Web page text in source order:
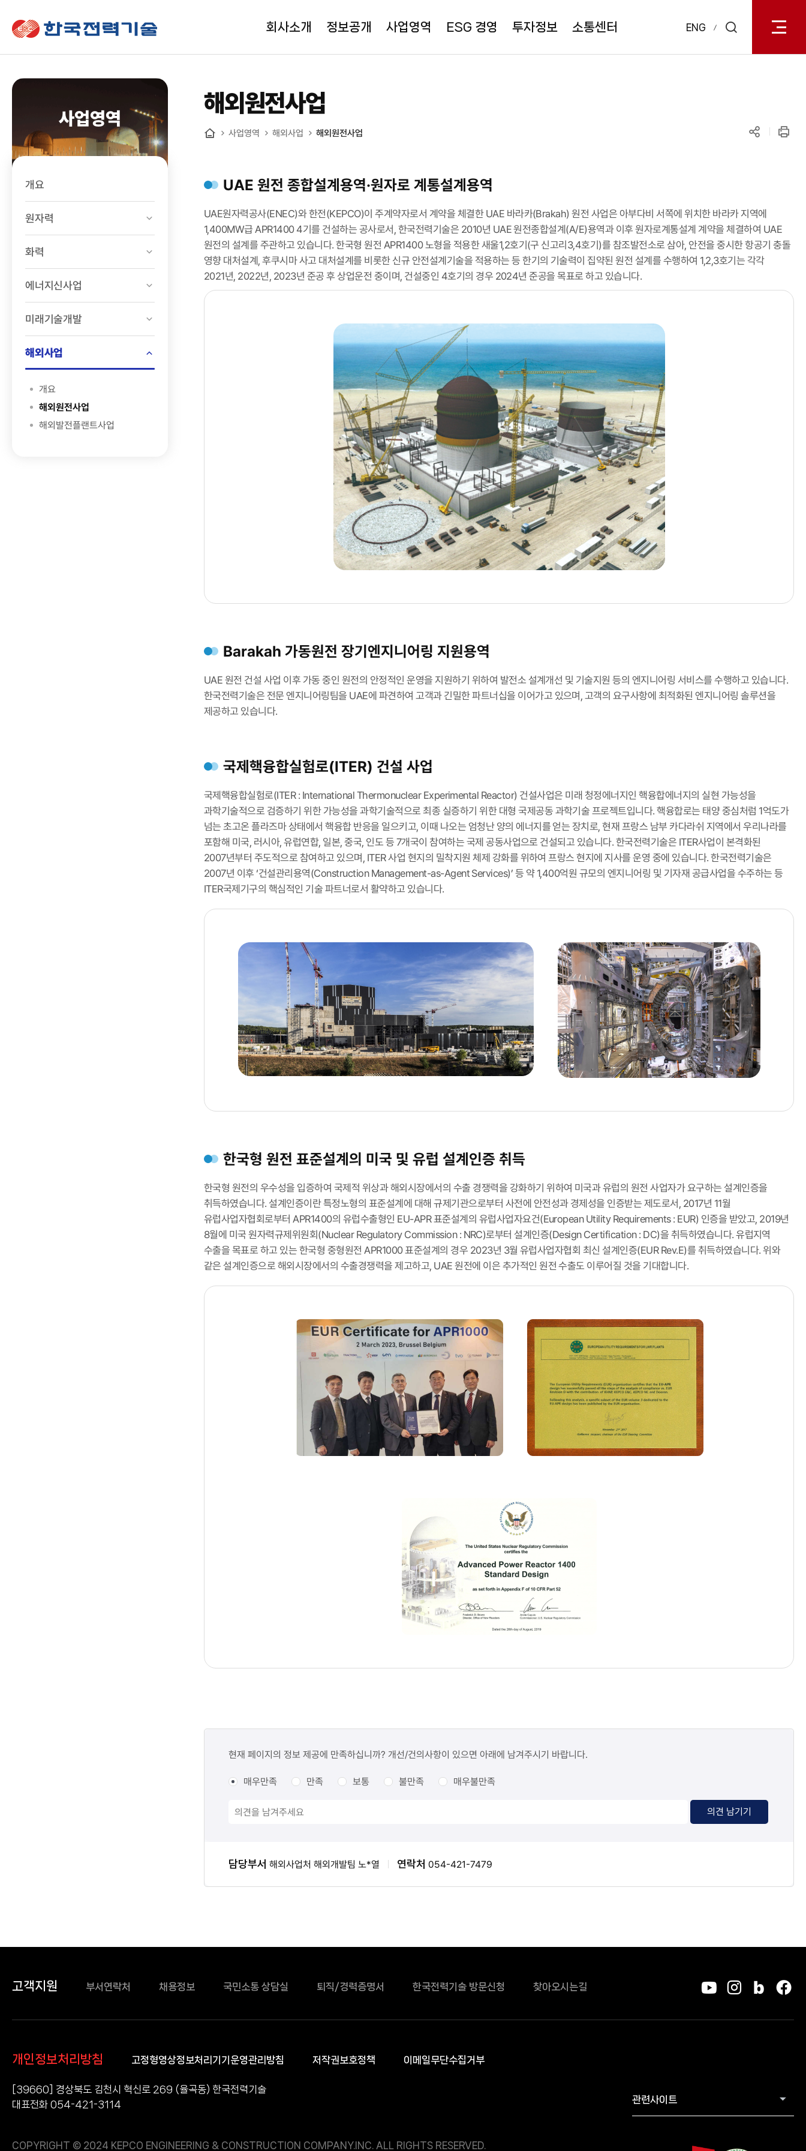
한국전력기술
회사소개 정보공개 사업영역 ESG 경영 투자정보 소통센터 ENG
열기
사업영역
개요
원자력
화력
에너지신사업
미래기술개발
해외사업
개요
해외원전사업
해외발전플랜트사업
해외원전사업
사업영역 해외사업 해외원전사업
UAE 원전 종합설계용역·원자로 계통설계용역
UAE원자력공사(ENEC)와 한전(KEPCO)이 주계약자로서 계약을 체결한 UAE 바라카(Brakah) 원전 사업은 아부다비 서쪽에 위치한 바라카 지역에
1,400MW급 APR1400 4기를 건설하는 공사로서, 한국전력기술은 2010년 UAE 원전종합설계(A/E)용역과 이후 원자로계통설계 계약을 체결하여 UAE
원전의 설계를 주관하고 있습니다. 한국형 원전 APR1400 노형을 적용한 새울1,2호기(구 신고리3,4호기)를 참조발전소로 삼아, 안전을 중시한 항공기 충돌
영향 대처설계, 후쿠시마 사고 대처설계를 비롯한 신규 안전설계기술을 적용하는 등 한기의 기술력이 집약된 원전 설계를 수행하여 1,2,3호기는 각각
2021년, 2022년, 2023년 준공 후 상업운전 중이며, 건설중인 4호기의 경우 2024년 준공을 목표로 하고 있습니다.
Barakah 가동원전 장기엔지니어링 지원용역
UAE 원전 건설 사업 이후 가동 중인 원전의 안정적인 운영을 지원하기 위하여 발전소 설계개선 및 기술지원 등의 엔지니어링 서비스를 수행하고 있습니다.
한국전력기술은 전문 엔지니어링팀을 UAE에 파견하여 고객과 긴밀한 파트너십을 이어가고 있으며, 고객의 요구사항에 최적화된 엔지니어링 솔루션을
제공하고 있습니다.
국제핵융합실험로(ITER) 건설 사업
국제핵융합실험로(ITER : International Thermonuclear Experimental Reactor) 건설사업은 미래 청정에너지인 핵융합에너지의 실현 가능성을
과학기술적으로 검증하기 위한 가능성을 과학기술적으로 최종 실증하기 위한 대형 국제공동 과학기술 프로젝트입니다. 핵융합로는 태양 중심처럼 1억도가
넘는 초고온 플라즈마 상태에서 핵융합 반응을 일으키고, 이때 나오는 엄청난 양의 에너지를 얻는 장치로, 현재 프랑스 남부 카다라쉬 지역에서 우리나라를
포함해 미국, 러시아, 유럽연합, 일본, 중국, 인도 등 7개국이 참여하는 국제 공동사업으로 건설되고 있습니다. 한국전력기술은 ITER사업이 본격화된
2007년부터 주도적으로 참여하고 있으며, ITER 사업 현지의 밀착지원 체제 강화를 위하여 프랑스 현지에 지사를 운영 중에 있습니다. 한국전력기술은
2007년 이후 ‘건설관리용역(Construction Management-as-Agent Services)’ 등 약 1,400억원 규모의 엔지니어링 및 기자재 공급사업을 수주하는 등
ITER국제기구의 핵심적인 기술 파트너로서 활약하고 있습니다.
한국형 원전 표준설계의 미국 및 유럽 설계인증 취득
한국형 원전의 우수성을 입증하여 국제적 위상과 해외시장에서의 수출 경쟁력을 강화하기 위하여 미국과 유럽의 원전 사업자가 요구하는 설계인증을
취득하였습니다. 설계인증이란 특정노형의 표준설계에 대해 규제기관으로부터 사전에 안전성과 경제성을 인증받는 제도로서, 2017년 11월
유럽사업자협회로부터 APR1400의 유럽수출형인 EU-APR 표준설계의 유럽사업자요건(European Utility Requirements : EUR) 인증을 받았고, 2019년
8월에 미국 원자력규제위원회(Nuclear Regulatory Commission : NRC)로부터 설계인증(Design Certification : DC)을 취득하였습니다. 유럽지역
수출을 목표로 하고 있는 한국형 중형원전 APR1000 표준설계의 경우 2023년 3월 유럽사업자협회 최신 설계인증(EUR Rev.E)를 취득하였습니다. 위와
같은 설계인증으로 해외시장에서의 수출경쟁력을 제고하고, UAE 원전에 이은 추가적인 원전 수출도 이루어질 것을 기대합니다.
만족도현재 페이지의 정보 제공에 만족하십니까? 개선/건의사항이 있으면 아래에 남겨주시기 바랍니다.
매우만족 만족 보통 불만족 매우불만족
의견 남기기
담당자
담당부서 해외사업처 해외개발팀 노*열 연락처 054-421-7479
고객지원 부서연락처 채용정보 국민소통 상담실 퇴직/경력증명서 한국전력기술 방문신청 찾아오시는길
유튜브인스타그
블로그
페
개인정보처리방침 고정형영상정보처리기기운영관리방침 저작권보호정책 이메일무단수집거부
관련사이트
[39660] 경상북도 김천시 혁신로 269 (율곡동) 한국전력기술
대표전화 054-421-3114
COPYRIGHT © 2024 KEPCO ENGINEERING & CONSTRUCTION COMPANY.INC. ALL RIGHTS RESERVED.